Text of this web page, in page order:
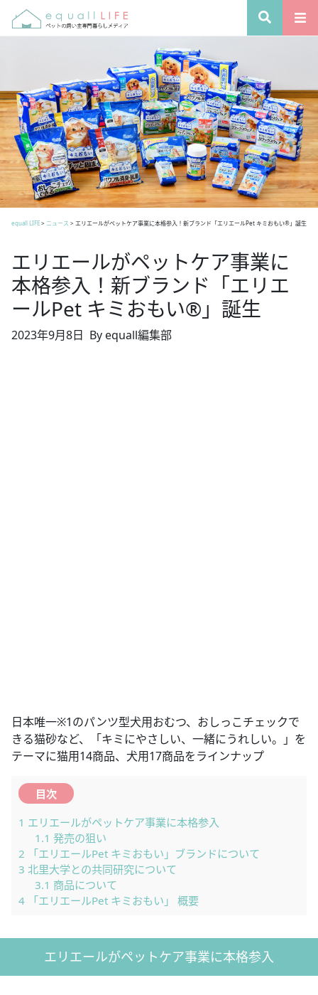
equall LIFE> ニュース > エリエールがペットケア事業に本格参入！新ブランド「エリエールPet キミおもい®」誕生
エリエールがペットケア事業に
本格参入！新ブランド「エリエ
ールPet キミおもい®」誕生
2023年9月8日 By equall編集部
日本唯一※1のパンツ型犬用おむつ、おしっこチェックで
きる猫砂など、「キミにやさしい、一緒にうれしい。」を
テーマに猫用14商品、犬用17商品をラインナップ
目次
1 エリエールがペットケア事業に本格参入
1.1 発売の狙い
2 「エリエールPet キミおもい」ブランドについて
3 北里大学との共同研究について
3.1 商品について
4 「エリエールPet キミおもい」 概要
エリエールがペットケア事業に本格参入